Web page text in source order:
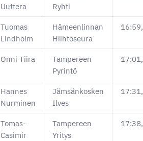
Uuttera
Ryhti
Tuomas
Lindholm
Hämeenlinnan
Hiihtoseura
Onni Tiira
Tampereen
Pyrintö
Hannes
Nurminen
Jämsänkosken
Ilves
Tomas-
Casimir
Tampereen
Yritys